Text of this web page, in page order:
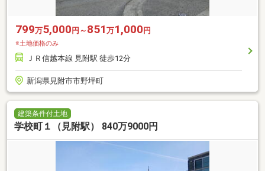
799万5,000 円～ 851 万1,000 円
※土地価格のみ
ＪＲ信越本線 見附駅 徒歩12分
新潟県見附市市野坪町
建築条件付土地
学校町１（見附駅） 840万9000円